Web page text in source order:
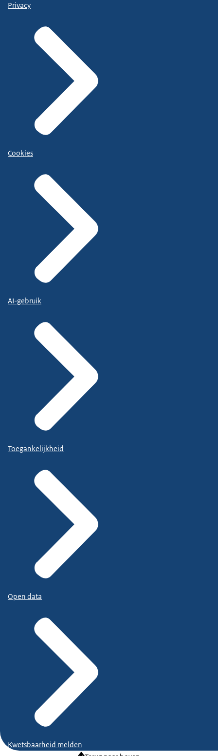
Privacy
Cookies
AI-gebruik
Toegankelijkheid
Open data
Kwetsbaarheid melden